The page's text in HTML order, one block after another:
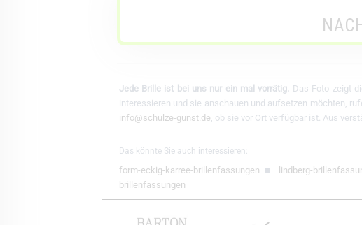
Jede Brille ist bei uns nur ein mal vorrätig. Das Foto zeigt
interessieren und sie anschauen und aufsetzen möchten,
info@schulze-gunst.de, ob sie vor Ort verfügbar ist. Aus
Das könnte Sie auch interessieren:
form-eckig-karree-brillenfassungen ■ lindberg-
brillenfassungen